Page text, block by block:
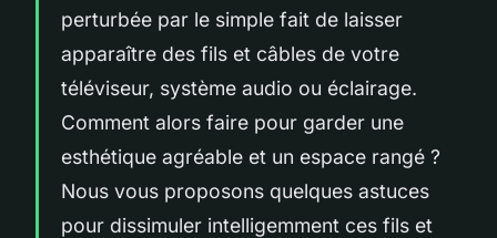
perturbée par le simple fait de laisser
apparaître des fils et câbles de votre
téléviseur, système audio ou éclairage.
Comment alors faire pour garder une
esthétique agréable et un espace rangé ?
Nous vous proposons quelques astuces
pour dissimuler intelligemment ces fils et